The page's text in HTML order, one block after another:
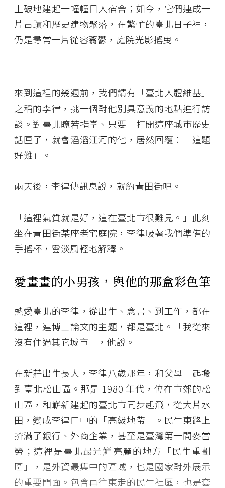
上破地建起一幢幢日人宿舍；如今，它們連成一
片古蹟和歷史建物聚落，在繁忙的臺北日子裡，
仍是尋常一片從容蓊鬱，庭院光影搖曳。
來到這裡的幾週前，我們請有「臺北人體維基」
之稱的李律，挑一個對他別具意義的地點進行訪
談。對臺北瞭若指掌、只要一打開這座城市歷史
話匣子，就會滔滔江河的他，居然回覆：「這題
好難」。
兩天後，李律傳訊息說，就約青田街吧。
「這裡氣質就是好，這在臺北市很難見。」此刻
坐在青田街某座老宅庭院，李律吸著我們準備的
手搖杯，雲淡風輕地解釋。
愛畫畫的小男孩，與他的那盒彩色筆
熱愛臺北的李律，從出生、念書、到工作，都在
這裡，連博士論文的主題，都是臺北。「我從來
沒有住過其它城市」，他說。
在新莊出生長大，李律八歲那年，和父母一起搬
到臺北松山區。那是 1980 年代，位在市郊的松
山區，和嶄新建起的臺北市同步起飛，從大片水
田，變成李律口中的「高級地帶」。民生東路上
擠滿了銀行、外商企業，甚至是臺灣第一間麥當
勞；這裡是臺北最光鮮亮麗的地方「民生重劃
區」，是外資最集中的區域，也是國家對外展示
的重要門面。包含再往東走的民生社區，也是套